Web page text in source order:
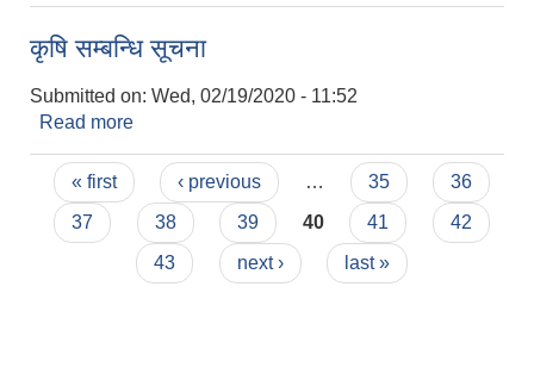
कृषि सम्बन्धि सूचना
Submitted on: Wed, 02/19/2020 - 11:52
Read more
Pages
« first ‹ previous … 35
36
37
38 39 40 41
42
43
next › last »